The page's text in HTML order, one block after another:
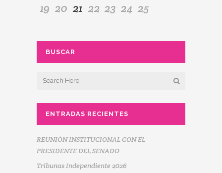
19 20 21 22 23 24 25
BUSCAR
ENTRADAS RECIENTES
REUNIÓN INSTITUCIONAL CON EL
PRESIDENTE DEL SENADO
Tribunas Independiente 2026